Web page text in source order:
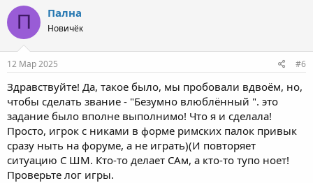
П Пална
Новичёк
12 Мар 2025 #6
Здравствуйте! Да, такое было, мы пробовали вдвоём, но,
чтобы сделать звание - "Безумно влюблённый ". это
задание было вполне выполнимо! Что я и сделала!
Просто, игрок с никами в форме римских палок привык
сразу ныть на форуме, а не играть)(И повторяет
ситуацию С ШМ. Кто-то делает САм, а кто-то тупо ноет!
Проверьте лог игры.